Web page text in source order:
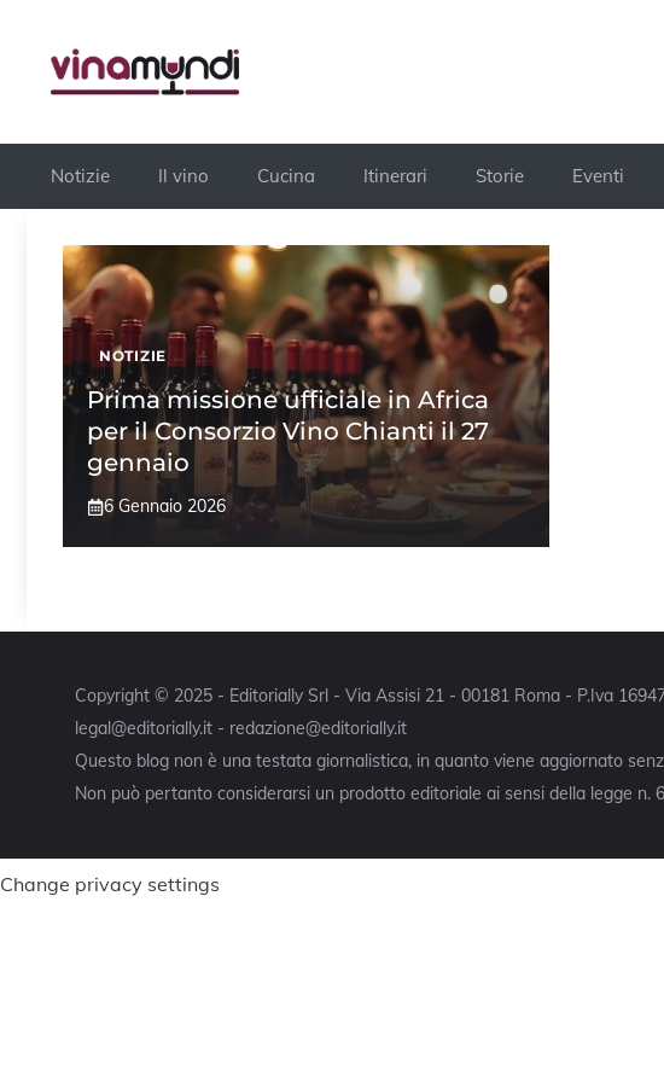
contenuto
Notizie Il vino Cucina Itinerari Storie Eventi
NOTIZIE
Prima missione ufficiale in Africa
per il Consorzio Vino Chianti il 27
gennaio
6 Gennaio 2026
Copyright © 2025 - Editorially Srl - Via Assisi 21 - 00181 Roma - P.Iva
legal@editorially.it - redazione@editorially.it
Questo blog non è una testata giornalistica, in quanto viene aggiornato
Non può pertanto considerarsi un prodotto editoriale ai sensi della legge n.
Change privacy settings